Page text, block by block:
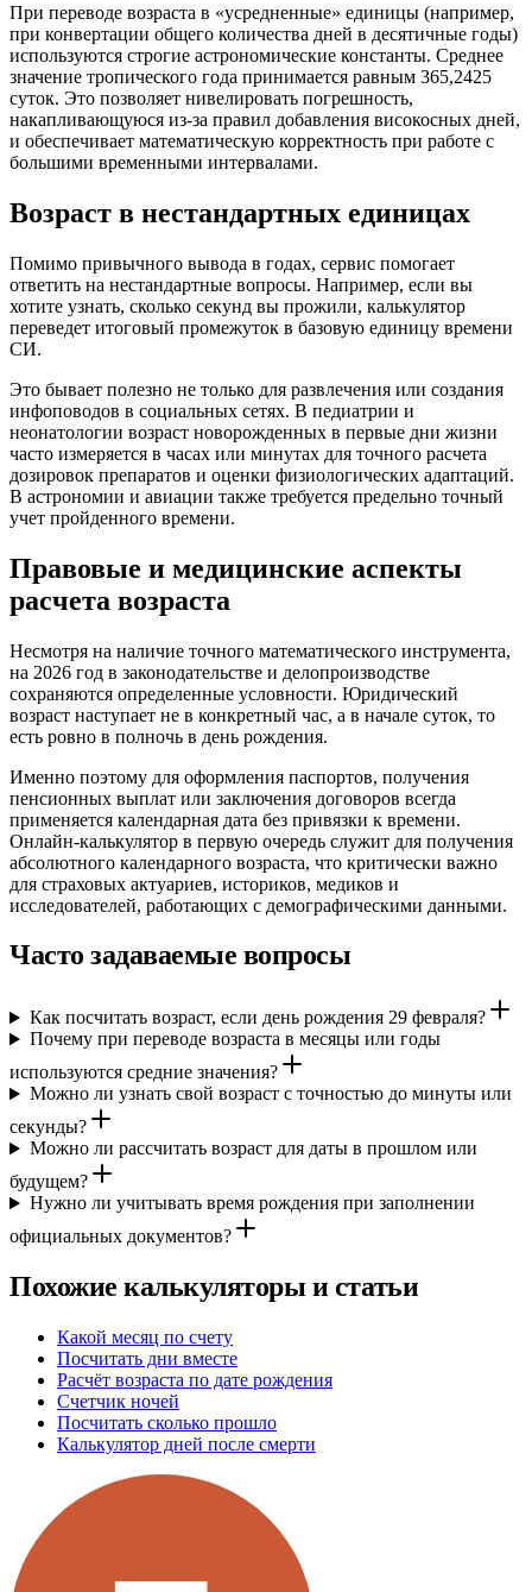
При переводе возраста в «усредненные» единицы (например,
при конвертации общего количества дней в десятичные годы)
используются строгие астрономические константы. Среднее
значение тропического года принимается равным 365,2425
суток. Это позволяет нивелировать погрешность,
накапливающуюся из-за правил добавления високосных дней,
и обеспечивает математическую корректность при работе с
большими временными интервалами.
Возраст в нестандартных единицах
Помимо привычного вывода в годах, сервис помогает
ответить на нестандартные вопросы. Например, если вы
хотите узнать, сколько секунд вы прожили, калькулятор
переведет итоговый промежуток в базовую единицу времени
СИ.
Это бывает полезно не только для развлечения или создания
инфоповодов в социальных сетях. В педиатрии и
неонатологии возраст новорожденных в первые дни жизни
часто измеряется в часах или минутах для точного расчета
дозировок препаратов и оценки физиологических адаптаций.
В астрономии и авиации также требуется предельно точный
учет пройденного времени.
Правовые и медицинские аспекты
расчета возраста
Несмотря на наличие точного математического инструмента,
на 2026 год в законодательстве и делопроизводстве
сохраняются определенные условности. Юридический
возраст наступает не в конкретный час, а в начале суток, то
есть ровно в полночь в день рождения.
Именно поэтому для оформления паспортов, получения
пенсионных выплат или заключения договоров всегда
применяется календарная дата без привязки к времени.
Онлайн-калькулятор в первую очередь служит для получения
абсолютного календарного возраста, что критически важно
для страховых актуариев, историков, медиков и
исследователей, работающих с демографическими данными.
Часто задаваемые вопросы
Как посчитать возраст, если день рождения 29 февраля?
Почему при переводе возраста в месяцы или годы
используются средние значения?
Можно ли узнать свой возраст с точностью до минуты или
секунды?
Можно ли рассчитать возраст для даты в прошлом или
будущем?
Нужно ли учитывать время рождения при заполнении
официальных документов?
Похожие калькуляторы и статьи
Какой месяц по счету
Посчитать дни вместе
Расчёт возраста по дате рождения
Счетчик ночей
Посчитать сколько прошло
Калькулятор дней после смерти